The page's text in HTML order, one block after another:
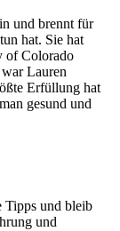
und brennt für
hat. Sie hat
of Colorado
Lauren
Erfüllung hat
gesund und
Tipps und bleib
und